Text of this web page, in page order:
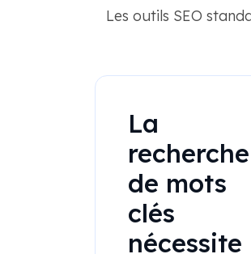
Les outils SEO
La
recherche
de mots
clés
nécessite